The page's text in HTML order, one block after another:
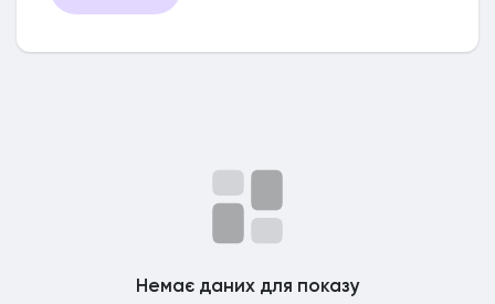
Немає даних для показу